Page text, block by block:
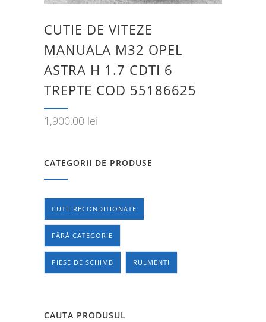
CUTIE DE VITEZE
MANUALA M32 OPEL
ASTRA H 1.7 CDTI 6
TREPTE COD 55186625
1,900.00 lei
CATEGORII DE PRODUSE
CUTII RECONDITIONATE
FĂRĂ CATEGORIE
PIESE DE SCHIMB RULMENTI
CAUTA PRODUSUL